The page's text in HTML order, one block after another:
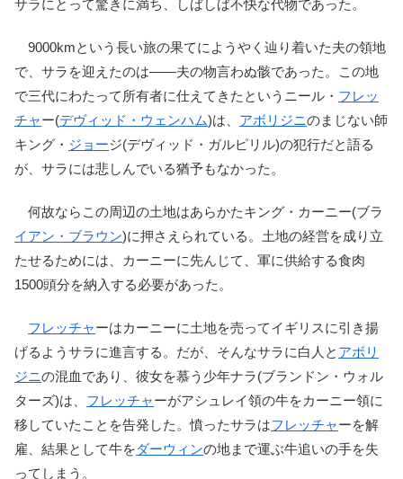
サラにとって驚きに満ち、しばしば不快な代物であった。
9000kmという長い旅の果てにようやく辿り着いた夫の領地
で、サラを迎えたのは――夫の物言わぬ骸であった。この地
で三代にわたって所有者に仕えてきたというニール・ フレッ
チャー(デヴィッド・ウェンハム)は、 アボリジニのまじない師
キング・ ジョージ(デヴィッド・ガルピリル)の犯行だと語る
が、サラには悲しんでいる猶予もなかった。
何故ならこの周辺の土地はあらかたキング・カーニー(ブラ
イアン・ブラウン)に押さえられている。土地の経営を成り立
たせるためには、カーニーに先んじて、軍に供給する食肉
1500頭分を納入する必要があった。
フレッチャーはカーニーに土地を売ってイギリスに引き揚
げるようサラに進言する。だが、そんなサラに白人と アボリ
ジニの混血であり、彼女を慕う少年ナラ(ブランドン・ウォル
ターズ)は、 フレッチャーがアシュレイ領の牛をカーニー領に
移していたことを告発した。憤ったサラはフレッチャーを解
雇、結果として牛をダーウィンの地まで運ぶ牛追いの手を失
ってしまう。